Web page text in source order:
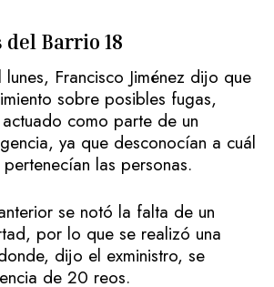
del Barrio 18
Francisco Jiménez dijo que
sobre posibles fugas,
como parte de un
ya que desconocían a cuál
las personas.
se notó la falta de un
por lo que se realizó una
dijo el exministro, se
de 20 reos.